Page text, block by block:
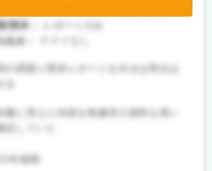
/中間：
/期末：
込み：
の課題と期末レポートを出せば単位は
書に準えた内容を映像等の資料を用い
説していた
年後期